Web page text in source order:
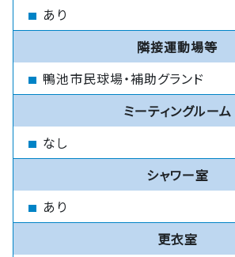
あり
隣接運動場等
鴨池市民球場・補助グランド
ミーティングルーム
なし
シャワー室
あり
更衣室